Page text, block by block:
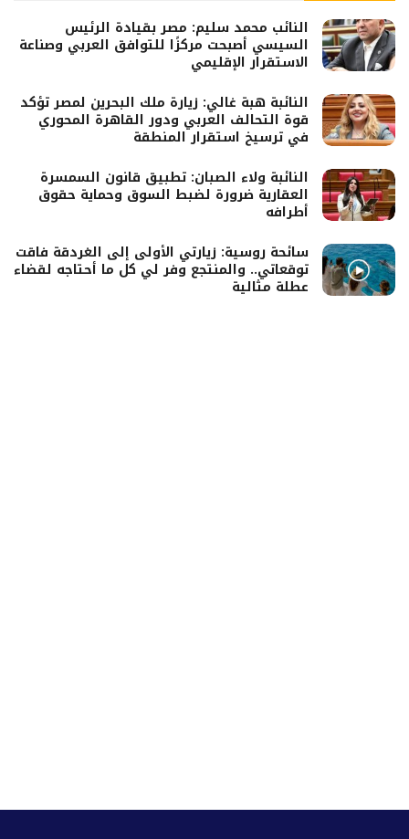
النائب محمد سليم: مصر بقيادة الرئيس
السيسي أصبحت مركزًا للتوافق العربي وصناعة
الاستقرار الإقليمي
النائبة هبة غالي: زيارة ملك البحرين لمصر تؤكد
قوة التحالف العربي ودور القاهرة المحوري
في ترسيخ استقرار المنطقة
النائبة ولاء الصبان: تطبيق قانون السمسرة
العقارية ضرورة لضبط السوق وحماية حقوق
أطرافه
سائحة روسية: زيارتي الأولى إلى الغردقة فاقت
توقعاتي.. والمنتجع وفر لي كل ما أحتاجه لقضاء
عطلة مثالية